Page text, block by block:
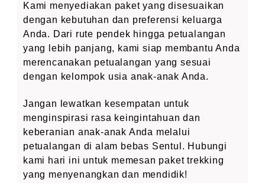
Kami menyediakan paket yang disesuaikan
dengan kebutuhan dan preferensi keluarga
Anda. Dari rute pendek hingga petualangan
yang lebih panjang, kami siap membantu Anda
merencanakan petualangan yang sesuai
dengan kelompok usia anak-anak Anda.
Jangan lewatkan kesempatan untuk
menginspirasi rasa keingintahuan dan
keberanian anak-anak Anda melalui
petualangan di alam bebas Sentul. Hubungi
kami hari ini untuk memesan paket trekking
yang menyenangkan dan mendidik!